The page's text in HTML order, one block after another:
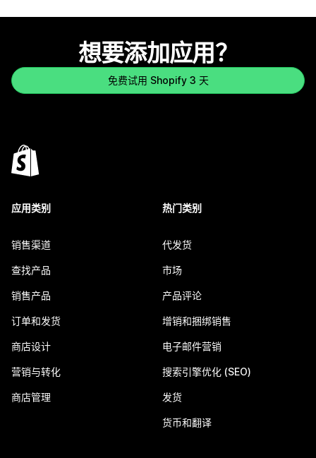
想要添加应用？
免费试用 Shopify 3 天
应用类别
销售渠道
查找产品
销售产品
订单和发货
商店设计
营销与转化
商店管理
热门类别
代发货
市场
产品评论
增销和捆绑销售
电子邮件营销
搜索引擎优化 (SEO)
发货
货币和翻译